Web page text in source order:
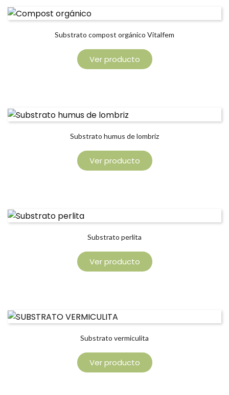
Substrato compost orgánico Vitalfem
Ver producto
Substrato humus de lombriz
Ver producto
Substrato perlita
Ver producto
Substrato vermiculita
Ver producto